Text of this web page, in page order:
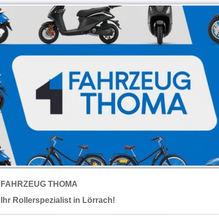
FAHRZEUG THOMA
Ihr Rollerspezialist in Lörrach!